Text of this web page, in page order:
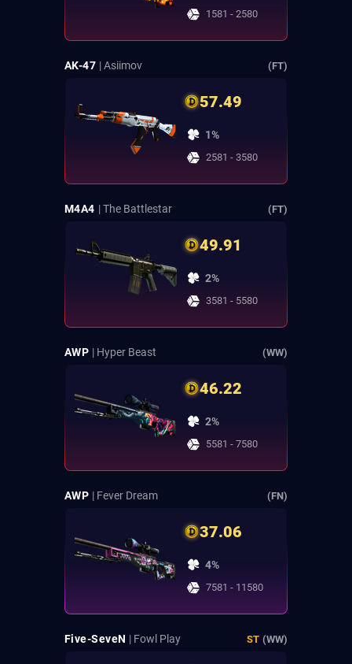
1581 - 2580
AK-47 | Asiimov (FT)
57.49
1%
2581 - 3580
M4A4 | The Battlestar (FT)
49.91
2%
3581 - 5580
AWP | Hyper Beast (WW)
46.22
2%
5581 - 7580
AWP | Fever Dream (FN)
37.06
4%
7581 - 11580
Five-SeveN | Fowl Play ST (WW)